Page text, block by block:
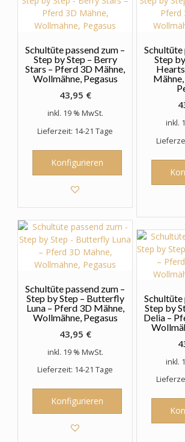
Schultüte passend zum –
Step by Step – Berry
Stars – Pferd 3D Mähne,
Wollmähne, Pegasus
43,95 €
inkl. 19 % MwSt.
Lieferzeit: 14-21 Tage
Konfigurieren
Schultüte
Step
inkl.
Schultüte passend zum –
Step by Step – Butterfly
Luna – Pferd 3D Mähne,
Wollmähne, Pegasus
43,95 €
inkl. 19 % MwSt.
Lieferzeit: 14-21 Tage
Konfigurieren
Schultüte
Step by
Delia –
inkl.